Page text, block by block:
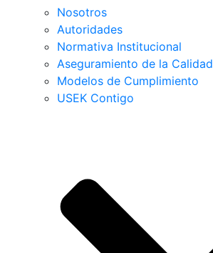
Nosotros
Autoridades
Normativa Institucional
Aseguramiento de la Calidad
Modelos de Cumplimiento
USEK Contigo